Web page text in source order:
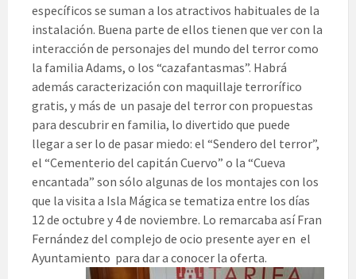
específicos se suman a los atractivos habituales de la
instalación. Buena parte de ellos tienen que ver con la
interacción de personajes del mundo del terror como
la familia Adams, o los “cazafantasmas”. Habrá
además caracterización con maquillaje terrorífico
gratis, y más de un pasaje del terror con propuestas
para descubrir en familia, lo divertido que puede
llegar a ser lo de pasar miedo: el “Sendero del terror”,
el “Cementerio del capitán Cuervo” o la “Cueva
encantada” son sólo algunas de los montajes con los
que la visita a Isla Mágica se tematiza entre los días
12 de octubre y 4 de noviembre. Lo remarcaba así Fran
Fernández del complejo de ocio presente ayer en el
Ayuntamiento para dar a conocer la oferta.